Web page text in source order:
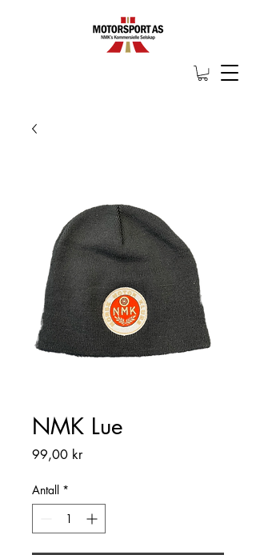
NMK Lue
99,00 krPris
Antall *